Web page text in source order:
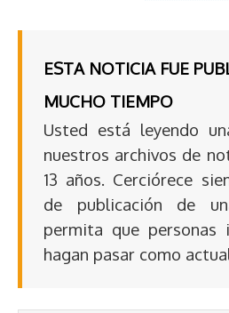
ESTA NOTICIA FUE
MUCHO TIEMPO
Usted está leyendo
nuestros archivos de
13 años. Cerciórece
de publicación de
permita que personas
hagan pasar como